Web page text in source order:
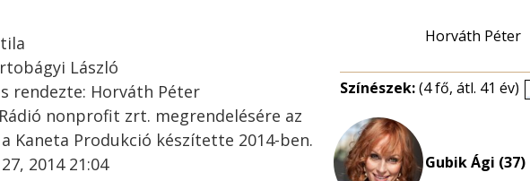
László
rendezte: Horváth Péter
nonprofit zrt. megrendelésére az
Kaneta Produkció készítette 2014-ben.
2014 21:04
Horváth Péter
Színészek:(4 fő, átl. 41 év)
Gubik Ági (37)